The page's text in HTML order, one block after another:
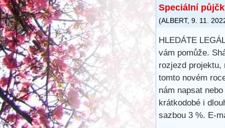
Speciální
(ALBERT, 9. 11.
HLEDÁTE
vám pomůže.
rozjezd projektu,
tomto novém
nám napsat
krátkodobé i
sazbou 3 %. E-